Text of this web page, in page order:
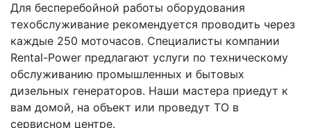
Для бесперебойной работы оборудования
техобслуживание рекомендуется проводить через
каждые 250 моточасов. Специалисты компании
Rental-Power предлагают услуги по техническому
обслуживанию промышленных и бытовых
дизельных генераторов. Наши мастера приедут к
вам домой, на объект или проведут ТО в
сервисном центре.